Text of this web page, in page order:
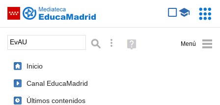
Saltar navegación
Palabra o frase: Búsqueda avanzada
Ayuda
(en
Inicio
Canal EducaMadrid
Últimos contenidos